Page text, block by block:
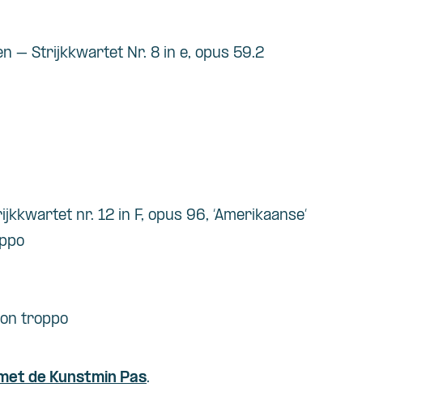
– Strijkkwartet Nr. 8 in e, opus 59.2
nr. 12 in F, opus 96, ‘Amerikaanse’
troppo
de Kunstmin Pas.